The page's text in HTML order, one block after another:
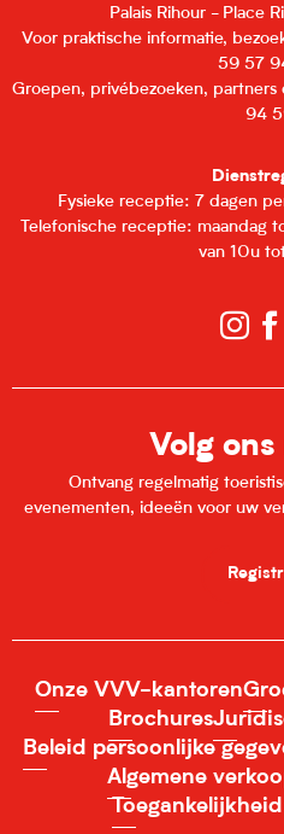
Palais Rihour - Place
Voor praktische informatie,
59 57
Groepen, privébezoeken,
94
Fysieke receptie: 7 dagen
Telefonische receptie: maandag
van 10u
Volg
Ontvang regelmatig
evenementen, ideeën voor uw
Onze VVV-kantoren
Brochures
Beleid persoonlijke
Algemene